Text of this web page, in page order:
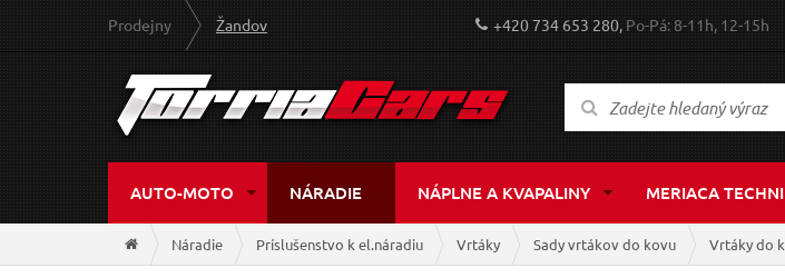
Prodejny Žandov +420 734 653 280, Po-Pá: 8-11h, 12-15h
AUTO-MOTO NÁRADIE NÁPLNE A KVAPALINY MERIACA
Náradie Príslušenstvo k el.náradiu Vrtáky Sady vrtákov do kovu Vrtáky do